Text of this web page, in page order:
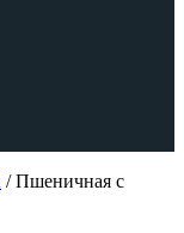
/ Пшеничная с